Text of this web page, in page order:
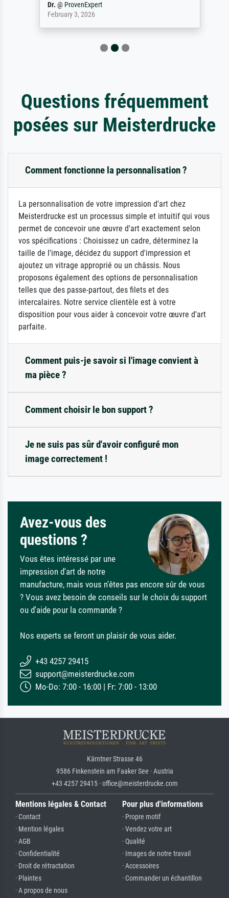
Dr.@ProvenExpert
February 3, 2026
Questions fréquemment
posées sur Meisterdrucke
Comment fonctionne la personnalisation ?
La personnalisation de votre impression d'art chez
Meisterdrucke est un processus simple et intuitif qui vous
permet de concevoir une œuvre d'art exactement selon
vos spécifications : Choisissez un cadre, déterminez la
taille de l'image, décidez du support d'impression et
ajoutez un vitrage approprié ou un châssis. Nous
proposons également des options de personnalisation
telles que des passe-partout, des filets et des
intercalaires. Notre service clientèle est à votre
disposition pour vous aider à concevoir votre œuvre d'art
parfaite.
Comment puis-je savoir si l'image convient à
ma pièce ?
Comment choisir le bon support ?
Je ne suis pas sûr d'avoir configuré mon
image correctement !
Avez-vous des
questions ?
Vous êtes intéressé par une
impression d'art de notre
manufacture, mais vous n'êtes pas encore sûr de vous
? Vous avez besoin de conseils sur le choix du support
ou d'aide pour la commande ?
Nos experts se feront un plaisir de vous aider.
+43 4257 29415
support@meisterdrucke.com
Mo-Do: 7:00 - 16:00 | Fr: 7:00 - 13:00
Kärntner Strasse 46
9586 Finkenstein am Faaker See · Austria
+43 4257 29415 · office@meisterdrucke.com
Mentions légales & Contact
· Contact
· Mention légales
· AGB
· Confidentialité
· Droit de rétractation
· Plaintes
· A propos de nous
Pour plus d'informations
· Propre motif
· Vendez votre art
· Qualité
· Images de notre travail
· Accessoires
· Commander un échantillon